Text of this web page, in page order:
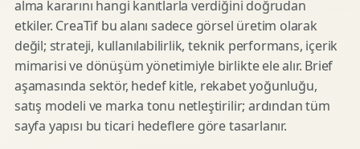
alma kararını hangi kanıtlarla verdiğini doğrudan
etkiler. CreaTif bu alanı sadece görsel üretim olarak
değil; strateji, kullanılabilirlik, teknik performans, içerik
mimarisi ve dönüşüm yönetimiyle birlikte ele alır. Brief
aşamasında sektör, hedef kitle, rekabet yoğunluğu,
satış modeli ve marka tonu netleştirilir; ardından tüm
sayfa yapısı bu ticari hedeflere göre tasarlanır.